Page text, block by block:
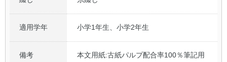
適用学年 小学1年生、小学2年生
備考
本文用紙:古紙パルプ配合率100％筆記用